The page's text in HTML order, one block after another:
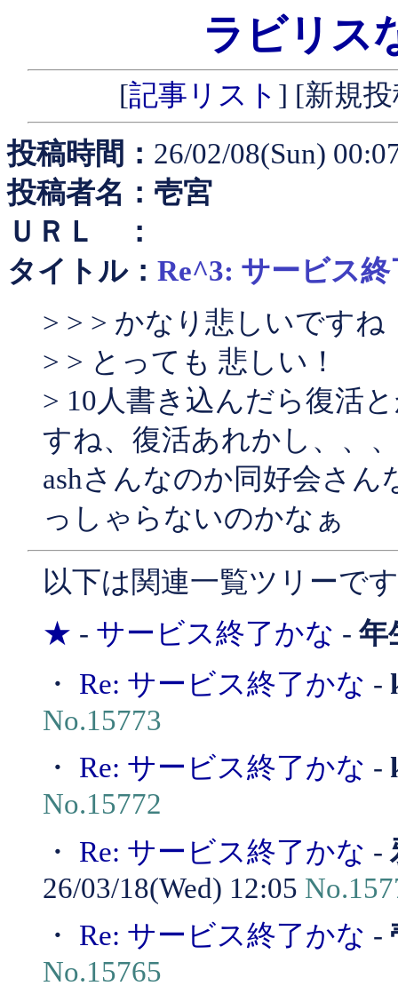
ラビリス
[記事リスト ] [新規
投稿時間： 26/02/08(Sun)
投稿者名：壱宮
ＵＲＬ ：
タイトル： Re^3: サービス
> > > かなり悲しいですね
> > とっても 悲しい！
> 10人書き込んだら復活
すね、復活あれかし、、
ashさんなのか同好会さ
っしゃらないのかなぁ
以下は関連一覧ツリーで
★ - サービス終了かな - 年
・ Re: サービス終了かな -
No.15773
・ Re: サービス終了かな -
No.15772
・ Re: サービス終了かな -
26/03/18(Wed) 12:05
・ Re: サービス終了かな -
No.15765